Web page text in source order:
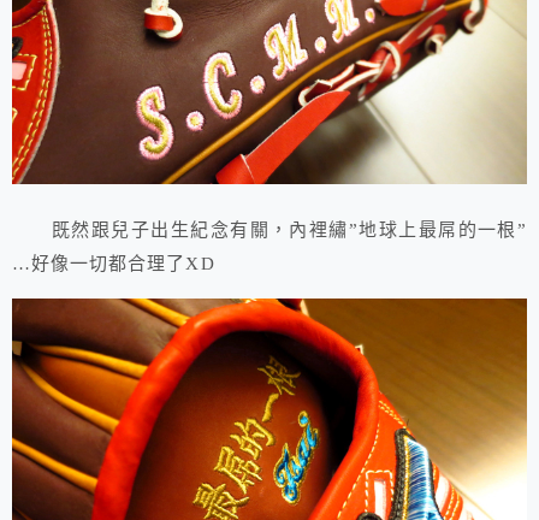
既然跟兒子出生紀念有關，內裡繡”地球上最屌的一根”
…好像一切都合理了XD